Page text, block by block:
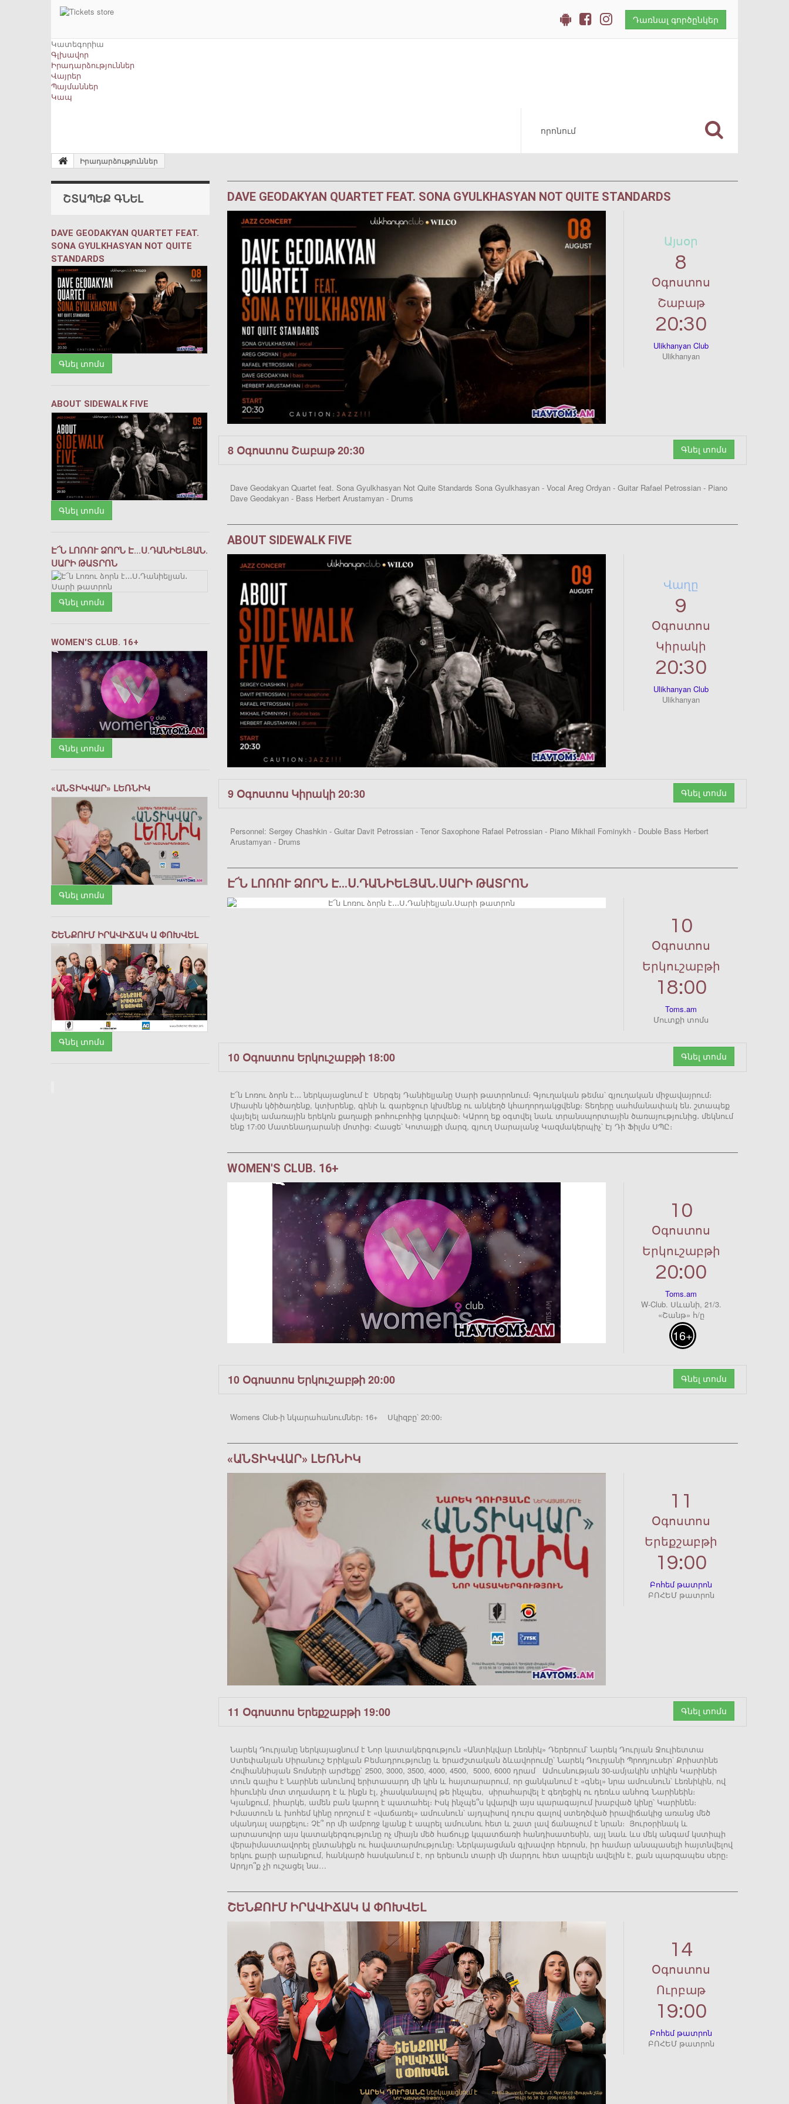
Դառնալ գործընկեր
Կատեգորիա
Գլխավոր
Իրադարձություններ
Վայրեր
Պայմաններ
Կապ
Իրադարձություններ
ՇՏԱՊԵՔ ԳՆԵԼ
DAVE GEODAKYAN QUARTET FEAT.
SONA GYULKHASYAN NOT QUITE
STANDARDS
Գնել տոմս
ABOUT SIDEWALK FIVE
Գնել տոմս
Է՜Ն ԼՈՌՈՒ ՁՈՐՆ Է․․․Ս․ԴԱՆԻԵԼՅԱՆ․
ՍԱՐԻ ԹԱՏՐՈՆ
Գնել տոմս
WOMEN'S CLUB. 16+
Գնել տոմս
«ԱՆՏԻԿՎԱՐ» ԼԵՌՆԻԿ
Գնել տոմս
ՇԵՆՔՈՒՄ ԻՐԱՎԻՃԱԿ Ա ՓՈԽՎԵԼ
Գնել տոմս
DAVE GEODAKYAN QUARTET FEAT. SONA GYULKHASYAN NOT QUITE STANDARDS
Այսօր
8
Օգոստոս
Շաբաթ
20:30
Ulikhanyan Club
Ulikhanyan
8 Օգոստոս Շաբաթ 20:30 Գնել տոմս
Dave Geodakyan Quartet feat. Sona Gyulkhasyan Not Quite Standards Sona Gyulkhasyan - Vocal Areg Ordyan - Guitar Rafael Petrossian - Piano
Dave Geodakyan - Bass Herbert Arustamyan - Drums
ABOUT SIDEWALK FIVE
Վաղը
9
Օգոստոս
Կիրակի
20:30
Ulikhanyan Club
Ulikhanyan
9 Օգոստոս Կիրակի 20:30 Գնել տոմս
Personnel: Sergey Chashkin - Guitar Davit Petrossian - Tenor Saxophone Rafael Petrossian - Piano Mikhail Fominykh - Double Bass Herbert
Arustamyan - Drums
Է՜Ն ԼՈՌՈՒ ՁՈՐՆ Է․․․Ս․ԴԱՆԻԵԼՅԱՆ․ՍԱՐԻ ԹԱՏՐՈՆ
10
Օգոստոս
Երկուշաբթի
18:00
Toms.am
Մուտքի տոմս
10 Օգոստոս Երկուշաբթի 18:00 Գնել տոմս
Է՜ն Լոռու ձորն է․․․ ներկայացնում է Սերգեյ Դանիելյանը Սարի թատրոնում։ Գյուղական թեմա՝ գյուղական միջավայրում։
Միասին կծիծաղենք, կտխրենք, գինի և գարեջուր կխմենք ու անկեղծ կհաղորդակցվենք։ Տեղերը սահմանափակ են․ շտապեք
վայելել ամառային երեկոն քաղաքի թոհուբոհից կտրված։ ԿԱրող եք օգտվել նաև տրանսպորտային ծառայությունից․ մեկնում
ենք 17։00 Մատենադարանի մոտից։ Հասցե՝ Կոտայքի մարզ, գյուղ Սարալանջ Կազմակերպիչ՝ Էյ Դի Ֆիլմս ՍՊԸ։
WOMEN'S CLUB. 16+
10
Օգոստոս
Երկուշաբթի
20:00
Toms.am
W-Club. Սևանի, 21/3.
«Շանթ» հ/ը
16+
10 Օգոստոս Երկուշաբթի 20:00 Գնել տոմս
Womens Club-ի նկարահանումներ։ 16+ Սկիզբը՝ 20:00։
«ԱՆՏԻԿՎԱՐ» ԼԵՌՆԻԿ
11
Օգոստոս
Երեքշաբթի
19:00
Բոհեմ թատրոն
ԲՈՀԵՄ թատրոն
11 Օգոստոս Երեքշաբթի 19:00 Գնել տոմս
Նարեկ Դուրյանը ներկայացնում է Նոր կատակերգություն «Անտիկվար Լեռնիկ» Դերերում՝ Նարեկ Դուրյան Ջուլիետտա
Ստեփանյան Սիրանուշ Երիկյան Բեմադրությունը և երաժշտական ձևավորումը՝ Նարեկ Դուրյանի Պրոդյուսեր՝ Քրիստինե
Հովհաննիսյան Տոմսերի արժեքը` 2500, 3000, 3500, 4000, 4500, 5000, 6000 դրամ Ամուսնության 30-ամյակին տիկին Կարինեի
տուն գալիս է Նարինե անունով երիտասարդ մի կին և հայտարարում, որ ցանկանում է «գնել» նրա ամուսնուն՝ Լեռնիկին, ով
հիսունին մոտ տղամարդ է և ինքն էլ, չհասկանալով թե ինչպես, սիրահարվել է գեղեցիկ ու դեռևս անհոգ Նարինեին։
Կյանքում, իհարկե, ամեն բան կարող է պատահել։ Իսկ ինչպե՞ս կվարվի այս պարագայում խաբված կինը՝ Կարինեն։
Իմաստուն և խոհեմ կինը որոշում է «վաճառել» ամուսնուն՝ այդպիսով դուրս գալով ստեղծված իրավիճակից առանց մեծ
սկանդալ սարքելու։ Չէ՞ որ մի ամբողջ կյանք է ապրել ամուսնու հետ և շատ լավ ճանաչում է նրան։ Յուրօրինակ և
արտասովոր այս կատակերգությունը ոչ միայն մեծ հաճույք կպատճառի հանդիսատեսին, այլ նաև ևս մեկ անգամ կստիպի
վերաիմաստավորել ընտանիքն ու հավատարմությունը։ Ներկայացման գլխավոր հերոսն, իր համար անսպասելի հայտնվելով
երկու քարի արանքում, հանկարծ հասկանում է, որ երեսուն տարի մի մարդու հետ ապրելն ավելին է, քան պարզապես սերը։
Արդյո՞ք չի ուշացել նա…
ՇԵՆՔՈՒՄ ԻՐԱՎԻՃԱԿ Ա ՓՈԽՎԵԼ
14
Օգոստոս
Ուրբաթ
19:00
Բոհեմ թատրոն
ԲՈՀԵՄ թատրոն